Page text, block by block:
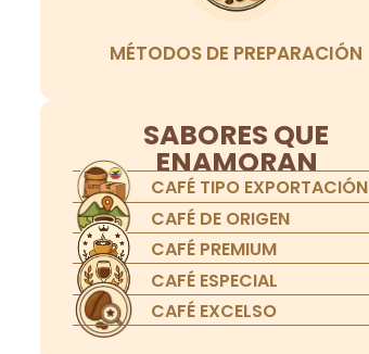
MÉTODOS DE PREPARACIÓN
SABORES QUE
ENAMORAN
CAFÉ TIPO EXPORTACIÓN
CAFÉ DE ORIGEN
CAFÉ PREMIUM
CAFÉ ESPECIAL
CAFÉ EXCELSO